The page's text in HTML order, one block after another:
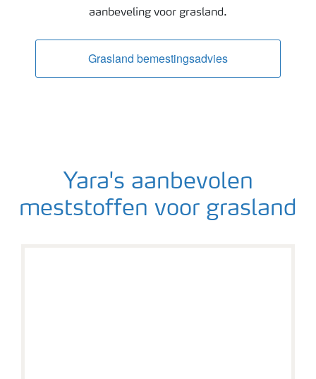
aanbeveling voor grasland.
Grasland bemestingsadvies
Yara's aanbevolen
meststoffen voor grasland